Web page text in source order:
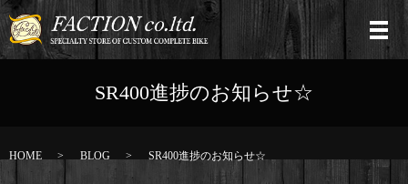
SR400進捗のお知らせ☆
HOME BLOG SR400進捗のお知らせ☆